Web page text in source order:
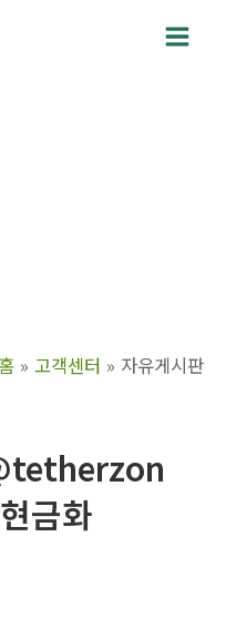
Main
홈 고객센터 자유게시판
금화